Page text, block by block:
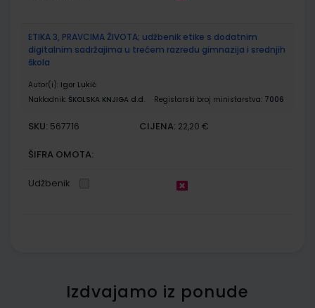
ETIKA 3, PRAVCIMA ŽIVOTA; udžbenik etike s dodatnim
digitalnim sadržajima u trećem razredu gimnazija i srednjih
škola
Autor(i): Igor Lukić
Nakladnik: ŠKOLSKA KNJIGA d.d. Registarski broj ministarstva: 7006
SKU: 567716 CIJENA: 22,20 €
ŠIFRA OMOTA:
Udžbenik
Izdvajamo iz ponude